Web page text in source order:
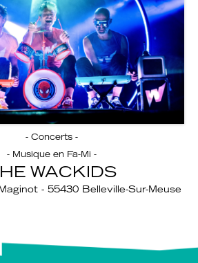
- Concerts -
- Musique en Fa-Mi -
WACKIDS
- 55430 Belleville-Sur-Meuse